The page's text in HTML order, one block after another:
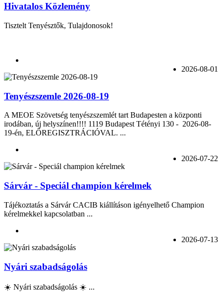
Hivatalos Közlemény
Tisztelt Tenyésztők, Tulajdonosok!
2026-08-01
Tenyészszemle 2026-08-19
A MEOE Szövetség tenyészszemlét tart Budapesten a központi
irodában, új helyszínen!!!! 1119 Budapest Tétényi 130 - 2026-08-
19-én, ELŐREGISZTRÁCIÓVAL. ...
2026-07-22
Sárvár - Speciál champion kérelmek
Tájékoztatás a Sárvár CACIB kiállításon igényelhető Champion
kérelmekkel kapcsolatban ...
2026-07-13
Nyári szabadságolás
☀️ Nyári szabadságolás ☀️ ...